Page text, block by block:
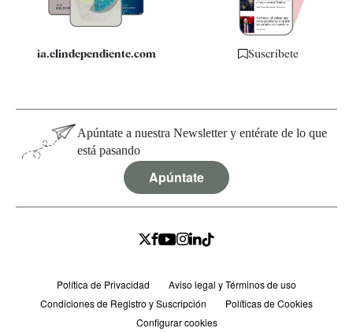
ia.elindependiente.com Suscríbete
Apúntate a nuestra Newsletter y entérate de lo que
está pasando
Apúntate
Política de Privacidad
Aviso legal y Términos de uso
Condiciones de Registro y Suscripción
Políticas de Cookies
Configurar cookies